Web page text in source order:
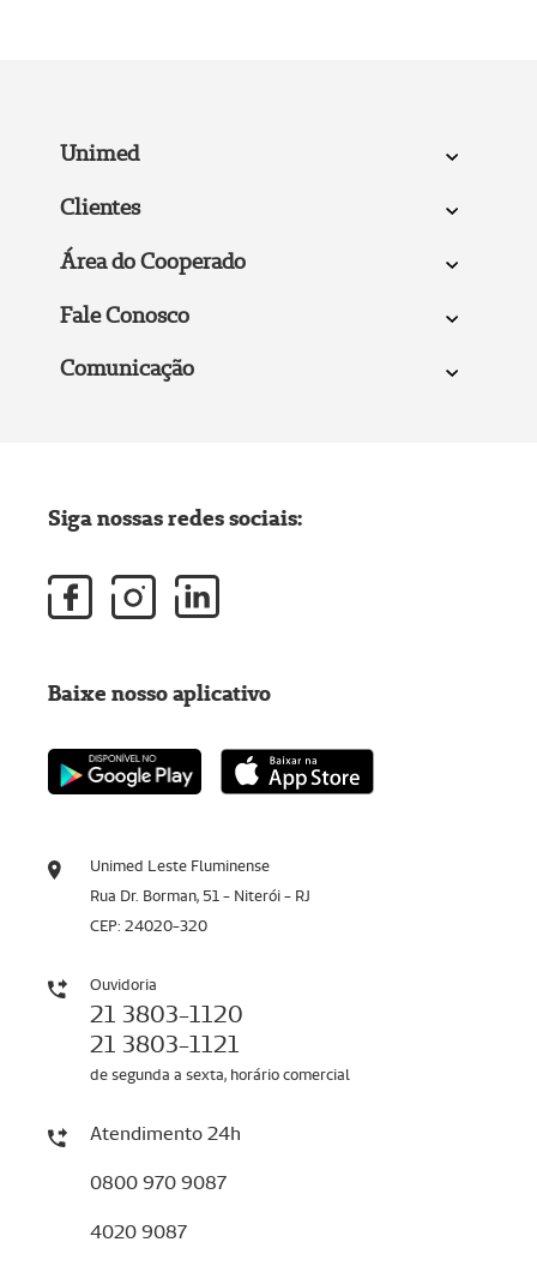
Unimed
Clientes
Área do Cooperado
Fale Conosco
Comunicação
Unimed Leste Fluminense
Rua Dr. Borman, 51 - Niterói - RJ
CEP: 24020-320
Ouvidoria
21 3803-1120
21 3803-1121
de segunda a sexta, horário comercial
Atendimento 24h
0800 970 9087
4020 9087
Siga nossas redes sociais:
Baixe nosso aplicativo